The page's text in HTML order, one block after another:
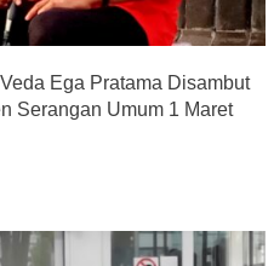
Ega Pratama Disambut
Serangan Umum 1 Maret